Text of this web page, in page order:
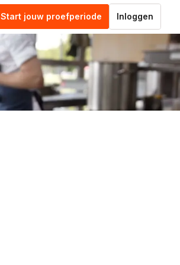
Start jouw proefperiode Inloggen